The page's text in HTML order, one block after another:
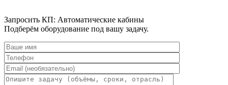
Запросить КП: Автоматические кабины
Подберём оборудование под вашу задачу.